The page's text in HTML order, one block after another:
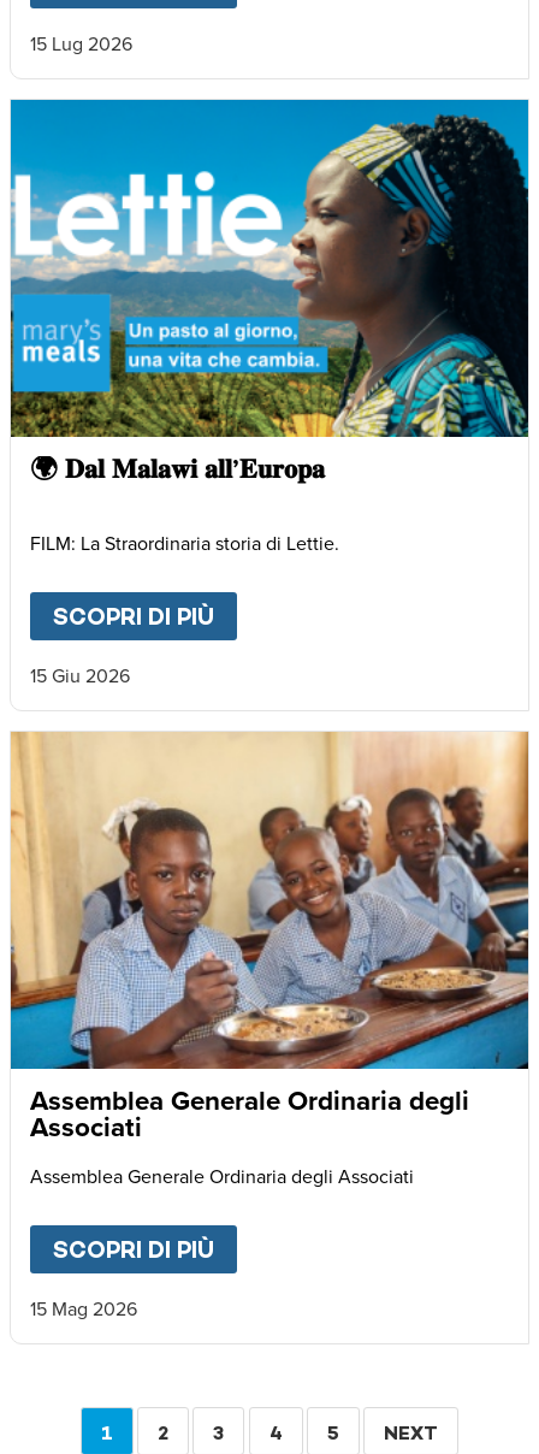
15 Lug 2026
🌍 𝐃𝐚𝐥 𝐌𝐚𝐥𝐚𝐰𝐢 𝐚𝐥𝐥’𝐄𝐮𝐫𝐨𝐩𝐚
FILM: La Straordinaria storia di Lettie.
SCOPRI DI PIÙ
15 Giu 2026
Assemblea Generale Ordinaria degli
Associati
Assemblea Generale Ordinaria degli Associati
SCOPRI DI PIÙ
15 Mag 2026
Paginazione
PAGINA
1 PAGINA
2 PAGINA
3 PAGINA
4 PAGINA
5
PAGINA
NEXT